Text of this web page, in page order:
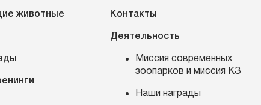
животные Контакты
Деятельность
Миссия современных
зоопарков и миссия КЗ
Наши награды